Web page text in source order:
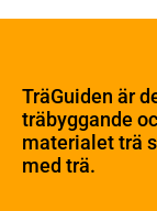
Skogsbruk
Barrträdets
Träets
TräGuiden är
träbyggande
materialet trä
med trä.